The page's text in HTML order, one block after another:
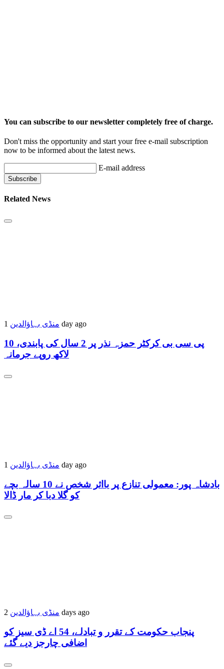
You can subscribe to our newsletter completely free of charge.
Don't miss the opportunity and start your free e-mail subscription
now to be informed about the latest news.
E-mail address
Related News
منڈی بہاؤالدین 1 day ago
پی سی بی کرکٹر حمزہ نذر پر 2 سال کی پابندی، 10
لاکھ روپے جرمانہ
منڈی بہاؤالدین 1 day ago
بادشاہ پور: معمولی تنازع پر بااثر شخص نے 10 سالہ بچے
کو گلا دبا کر مار ڈالا
منڈی بہاؤالدین 2 days ago
پنجاب حکومت کے تقرر و تبادلے، 54 اے ڈی سیز کو
اضافی چارجز دیے گئے